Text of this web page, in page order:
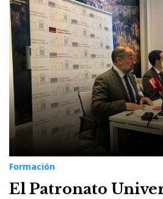
Formación
El Patronato